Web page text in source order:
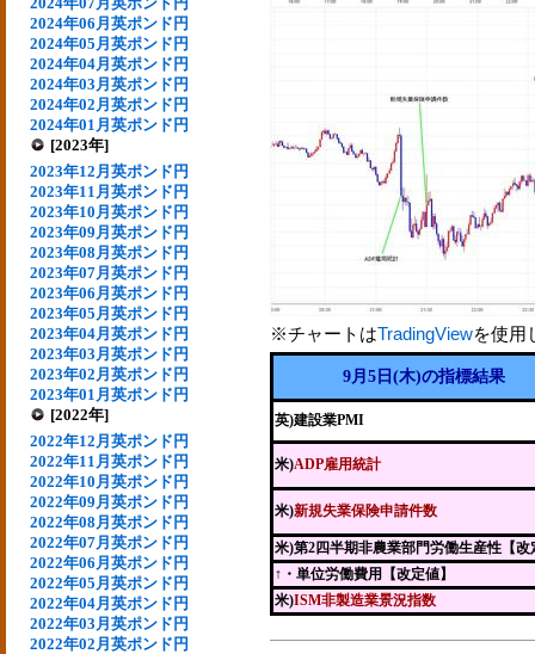
2024年06月英ポンド円
2024年05月英ポンド円
2024年04月英ポンド円
2024年03月英ポンド円
2024年02月英ポンド円
2024年01月英ポンド円
[2023年]
2023年12月英ポンド円
2023年11月英ポンド円
2023年10月英ポンド円
2023年09月英ポンド円
2023年08月英ポンド円
2023年07月英ポンド円
2023年06月英ポンド円
2023年05月英ポンド円
2023年04月英ポンド円
2023年03月英ポンド円
2023年02月英ポンド円
2023年01月英ポンド円
[2022年]
2022年12月英ポンド円
2022年11月英ポンド円
2022年10月英ポンド円
2022年09月英ポンド円
2022年08月英ポンド円
2022年07月英ポンド円
2022年06月英ポンド円
2022年05月英ポンド円
2022年04月英ポンド円
2022年03月英ポンド円
2022年02月英ポンド円
※チャートはTradingViewを使用
9月5日(木)の指標結果
英)建設業PMI
米)ADP雇用統計
米)新規失業保険申請件数
米)第2四半期非農業部門労働生産性【改
↑・単位労働費用【改定値】
米)ISM非製造業景況指数